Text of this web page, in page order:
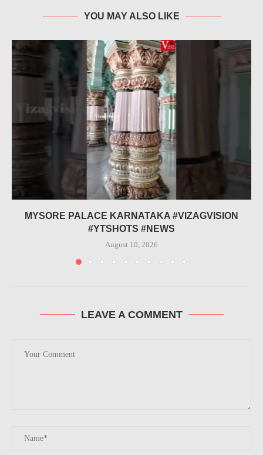
YOU MAY ALSO LIKE
MYSORE PALACE KARNATAKA #VIZAGVISION
#YTSHOTS #NEWS
August 10, 2026
LEAVE A COMMENT